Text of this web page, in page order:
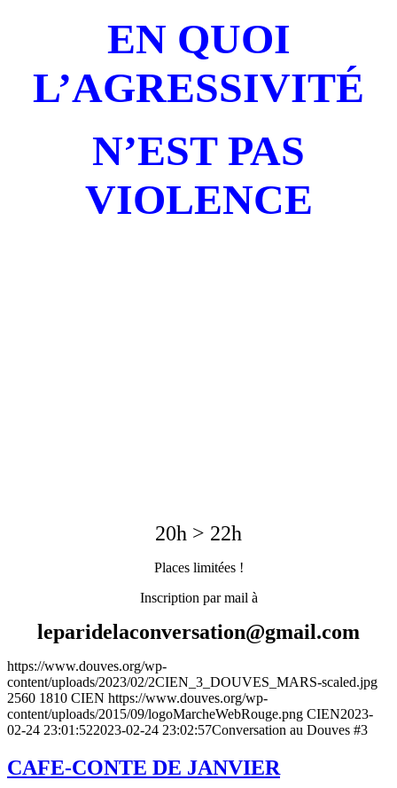
EN QUOI
L’AGRESSIVITÉ
N’EST PAS
VIOLENCE
20h > 22h
Places limitées !
Inscription par mail à
leparidelaconversation@gmail.com
https://www.douves.org/wp-
content/uploads/2023/02/2CIEN_3_DOUVES_MARS-scaled.jpg
2560 1810 CIEN https://www.douves.org/wp-
content/uploads/2015/09/logoMarcheWebRouge.png CIEN2023-
02-24 23:01:522023-02-24 23:02:57Conversation au Douves #3
CAFE-CONTE DE JANVIER